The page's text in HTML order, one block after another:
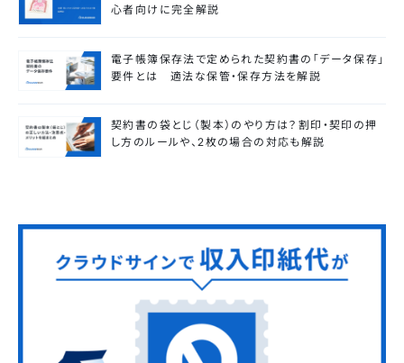
心者向けに完全解説
電子帳簿保存法で定められた契約書の「データ保存」
要件とは 適法な保管・保存方法を解説
契約書の袋とじ（製本）のやり方は？割印・契印の押
し方のルールや、2枚の場合の対応も解説